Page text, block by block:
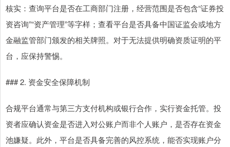
核实：查询平台是否在工商部门注册，经营范围是否包含“证券投
资咨询”“资产管理”等字样；查看平台是否具备中国证监会或地方
金融监管部门颁发的相关牌照。对于无法提供明确资质证明的平
台，应保持警惕。
### 2. 资金安全保障机制
合规平台通常与第三方支付机构或银行合作，实行资金托管。投
资者应确认资金是否进入对公账户而非个人账户，是否存在资金
池嫌疑。此外，平台是否具备完善的风控系统，能否实现账户分